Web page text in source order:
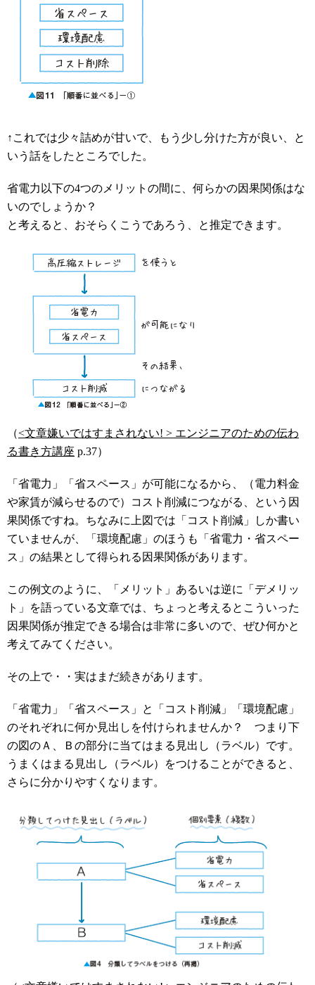
↑これでは少々詰めが甘いで、もう少し分けた方が良い、と
いう話をしたところでした。
省電力以下の4つのメリットの間に、何らかの因果関係はな
いのでしょうか？
と考えると、おそらくこうであろう、と推定できます。
（<文章嫌いではすまされない! > エンジニアのための伝わ
る書き方講座 p.37）
「省電力」「省スペース」が可能になるから、（電力料金
や家賃が減らせるので）コスト削減につながる、という因
果関係ですね。ちなみに上図では「コスト削減」しか書い
ていませんが、「環境配慮」のほうも「省電力・省スペー
ス」の結果として得られる因果関係があります。
この例文のように、「メリット」あるいは逆に「デメリッ
ト」を語っている文章では、ちょっと考えるとこういった
因果関係が推定できる場合は非常に多いので、ぜひ何かと
考えてみてください。
その上で・・実はまだ続きがあります。
「省電力」「省スペース」と「コスト削減」「環境配慮」
のそれぞれに何か見出しを付けられませんか？ つまり下
の図のＡ、Ｂの部分に当てはまる見出し（ラベル）です。
うまくはまる見出し（ラベル）をつけることができると、
さらに分かりやすくなります。